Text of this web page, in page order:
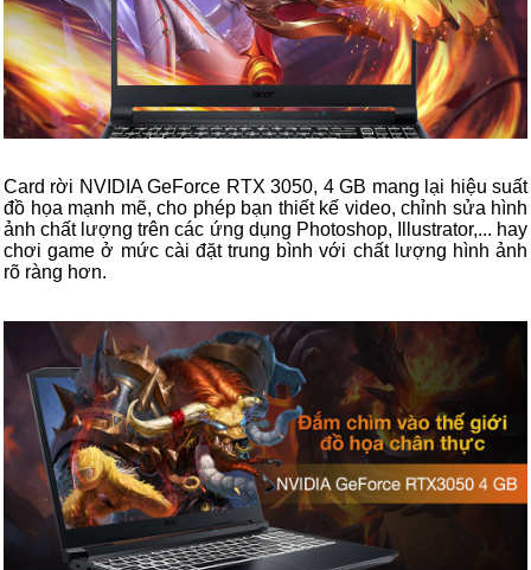
Card rời NVIDIA GeForce RTX 3050, 4 GB mang lại hiệu suất
đồ họa mạnh mẽ, cho phép bạn thiết kế video, chỉnh sửa hình
ảnh chất lượng trên các ứng dụng Photoshop, Illustrator,... hay
chơi game ở mức cài đặt trung bình với chất lượng hình ảnh
rõ ràng hơn.